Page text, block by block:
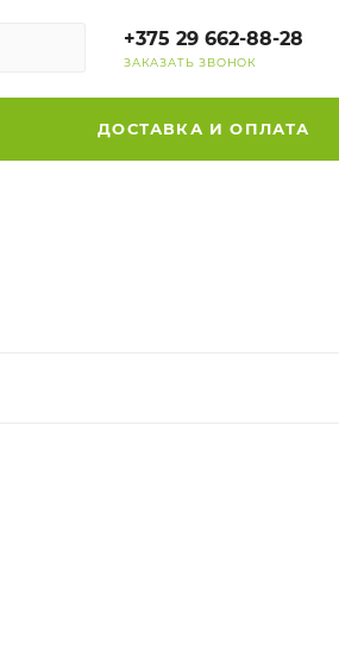
+375 29 662-88-28
ЗАКАЗАТЬ ЗВОНОК
ДОСТАВКА И ОПЛАТА